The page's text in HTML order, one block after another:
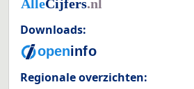
Downloads:
Regionale overzichten: